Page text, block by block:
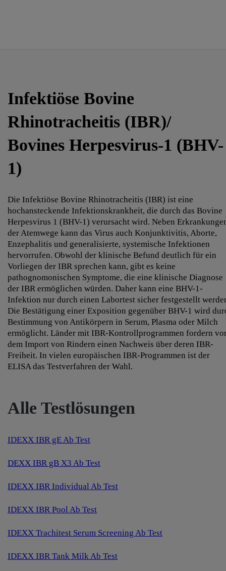
Infektiöse Bovine
Rhinotracheitis (IBR)/
Bovines Herpesvirus-1 (BHV-
1)
Die Infektiöse Bovine Rhinotracheitis (IBR) ist eine
hochansteckende Infektionskrankheit, die durch das Bovine
Herpesvirus 1 (BHV-1) verursacht wird. Neben
der Atemwege kann das Virus auch Konjunktivitis, Aborte,
Enzephalitis und generalisierte, systemische Infektionen
hervorrufen. Obwohl der klinische Befund deutlich für ein
Vorliegen der IBR sprechen kann, gibt es keine
pathognomonischen Symptome, die eine klinische Diagnose
der IBR ermöglichen würden. Daher kann eine BHV-1-
Infektion nur durch einen Labortest sicher festgestellt
Die Bestätigung einer Exposition gegenüber BHV-1 wird
Bestimmung von Antikörpern in Serum, Plasma oder Milch
ermöglicht. Länder mit IBR-Kontrollprogrammen fordern
dem Import von Rindern einen Nachweis über deren IBR-
Freiheit. In vielen europäischen IBR-Programmen ist der
ELISA das Testverfahren der Wahl.
Alle Testlösungen
IDEXX IBR gE Ab Test
DEXX IBR gB X3 Ab Test
IDEXX IBR Individual Ab Test
IDEXX IBR Pool Ab Test
IDEXX Trachitest Serum Screening Ab Test
IDEXX IBR Tank Milk Ab Test